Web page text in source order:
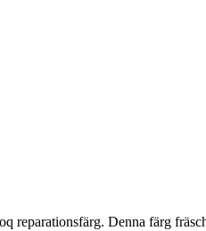
reparationsfärg. Denna färg